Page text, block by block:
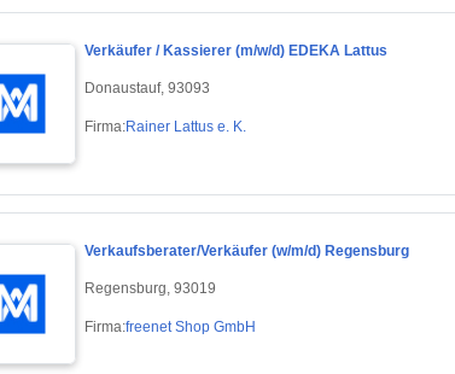
Verkäufer / Kassierer (m/w/d) EDEKA Lattus
Donaustauf, 93093
Firma:Rainer Lattus e. K.
Verkaufsberater/Verkäufer (w/m/d) Regensburg
Regensburg, 93019
Firma:freenet Shop GmbH